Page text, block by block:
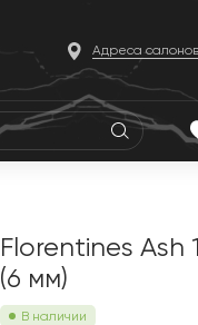
Адреса
Florentines Ash
(6 мм)
В наличии